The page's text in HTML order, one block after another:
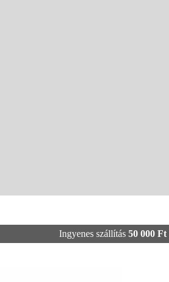
Ingyenes szállítás 50 000 Ft